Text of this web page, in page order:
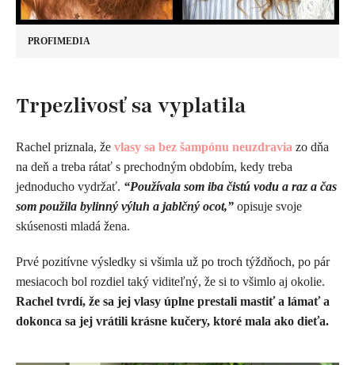
PROFIMEDIA
Trpezlivosť sa vyplatila
Rachel priznala, že vlasy sa bez šampónu neuzdravia zo dňa
na deň a treba rátať s prechodným obdobím, kedy treba
jednoducho vydržať. “Používala som iba čistú vodu a raz a čas
som použila bylinný výluh a jablčný ocot,” opisuje svoje
skúsenosti mladá žena.
Prvé pozitívne výsledky si všimla už po troch týždňoch, po pár
mesiacoch bol rozdiel taký viditeľný, že si to všimlo aj okolie.
Rachel tvrdí, že sa jej vlasy úplne prestali mastiť a lámať a
dokonca sa jej vrátili krásne kučery, ktoré mala ako dieťa.